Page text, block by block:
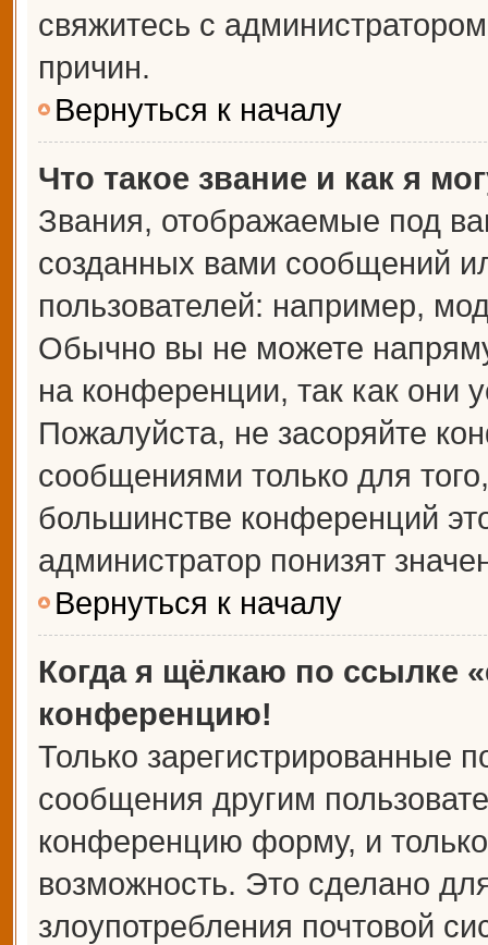
свяжитесь с
причин.
Вернуться к началу
Что такое звание и как я
Звания, отображаемые под
созданных вами сообщений
пользователей: например,
Обычно вы не можете
на конференции, так как они
Пожалуйста, не засоряйте
сообщениями только для
большинстве конференций
администратор понизят
Вернуться к началу
Когда я щёлкаю по ссылке
конференцию!
Только зарегистрированные
сообщения другим
конференцию форму, и
возможность. Это сделано
злоупотребления почтовой